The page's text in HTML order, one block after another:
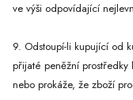
ve výši odpovídající
9. Odstoupí-li kupující od
přijaté peněžní
nebo prokáže, že zboží